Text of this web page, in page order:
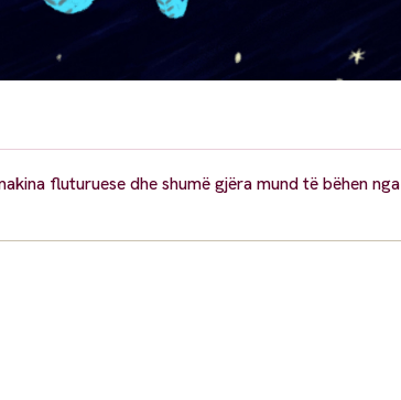
fluturuese dhe shumë gjëra mund të bëhen nga